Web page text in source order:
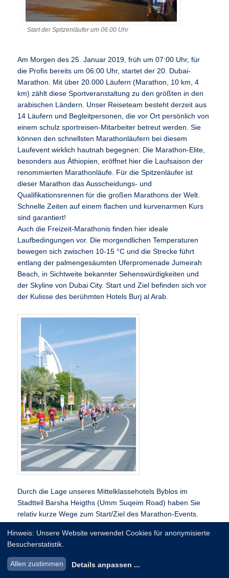
Start der Spitzenläufer um 06.00 Uhr
Am Morgen des 25. Januar 2019, früh um 07:00 Uhr, für
die Profis bereits um 06:00 Uhr, startet der 20. Dubai-
Marathon. Mit über 20.000 Läufern (Marathon, 10 km, 4
km) zählt diese Sportveranstaltung zu den größten in den
arabischen Ländern. Unser Reiseteam besteht derzeit aus
14 Läufern und Begleitpersonen, die vor Ort persönlich von
einem schulz sportreisen-Mitarbeiter betreut werden. Sie
können den schnellsten Marathonläufern bei diesem
Laufevent wirklich hautnah begegnen: Die Marathon-Elite,
besonders aus Äthiopien, eröffnet hier die Laufsaison der
renommierten Marathonläufe. Für die Spitzenläufer ist
dieser Marathon das Ausscheidungs- und
Qualifikationsrennen für die großen Marathons der Welt.
Schnelle Zeiten auf einem flachen und kurvenarmen Kurs
sind garantiert!
Auch die Freizeit-Marathonis finden hier ideale
Laufbedingungen vor. Die morgendlichen Temperaturen
bewegen sich zwischen 10-15 °C und die Strecke führt
entlang der palmengesäumten Uferpromenade Jumeirah
Beach, in Sichtweite bekannter Sehenswürdigkeiten und
der Skyline von Dubai City. Start und Ziel befinden sich vor
der Kulisse des berühmten Hotels Burj al Arab.
Durch die Lage unseres Mittelklassehotels Byblos im
Stadtteil Barsha Heigths (Umm Suqeim Road) haben Sie
relativ kurze Wege zum Start/Ziel des Marathon-Events.
Minuten vom Hotel entfernt.
Wir bieten ein kompaktes Programm rund um dieses Mega-
Event. Sie lernen auf unserer Stadtrundfahrt Dubai City
Hinweis: Unsere Website verwendet Cookies für anonymisierte
Besucherstatistik.
Allen zustimmen Details anpassen ...